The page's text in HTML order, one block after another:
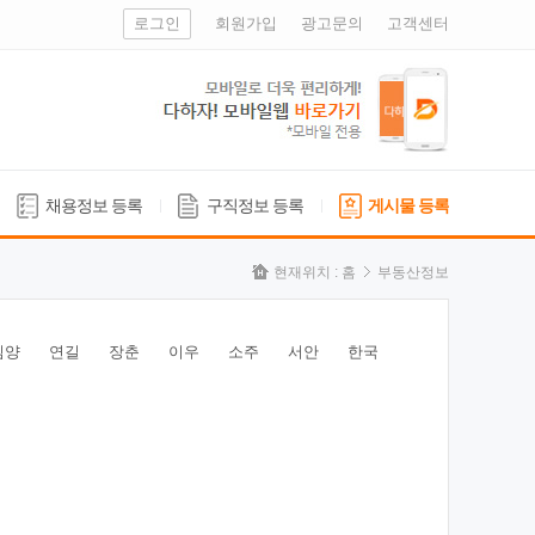
로그인 회원가입 광고문의 고객센터
채용정보 등록 구직정보 등록 게시물 등록
현재위치 : 홈 부동산정보
양 연길 장춘 이우 소주 서안 한국